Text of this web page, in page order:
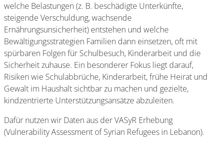
welche Belastungen (z. B. beschädigte Unterkünfte,
steigende Verschuldung, wachsende
Ernährungsunsicherheit) entstehen und welche
Bewältigungsstrategien Familien dann einsetzen, oft mit
spürbaren Folgen für Schulbesuch, Kinderarbeit und die
Sicherheit zuhause. Ein besonderer Fokus liegt darauf,
Risiken wie Schulabbrüche, Kinderarbeit, frühe Heirat und
Gewalt im Haushalt sichtbar zu machen und gezielte,
kindzentrierte Unterstützungsansätze abzuleiten.
Dafür nutzen wir Daten aus der VASyR Erhebung
(Vulnerability Assessment of Syrian Refugees in Lebanon).